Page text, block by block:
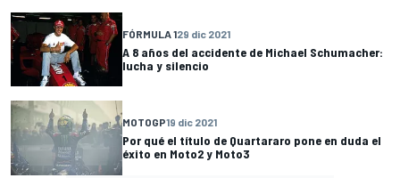
FÓRMULA 129 dic 2021
A 8 años del accidente de Michael Schumacher:
lucha y silencio
MOTOGP19 dic 2021
Por qué el título de Quartararo pone en duda el
éxito en Moto2 y Moto3